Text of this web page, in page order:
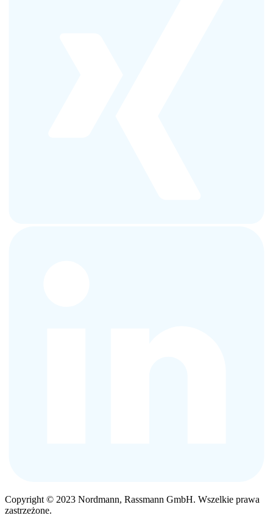
Copyright © 2023 Nordmann, Rassmann GmbH. Wszelkie prawa
zastrzeżone.